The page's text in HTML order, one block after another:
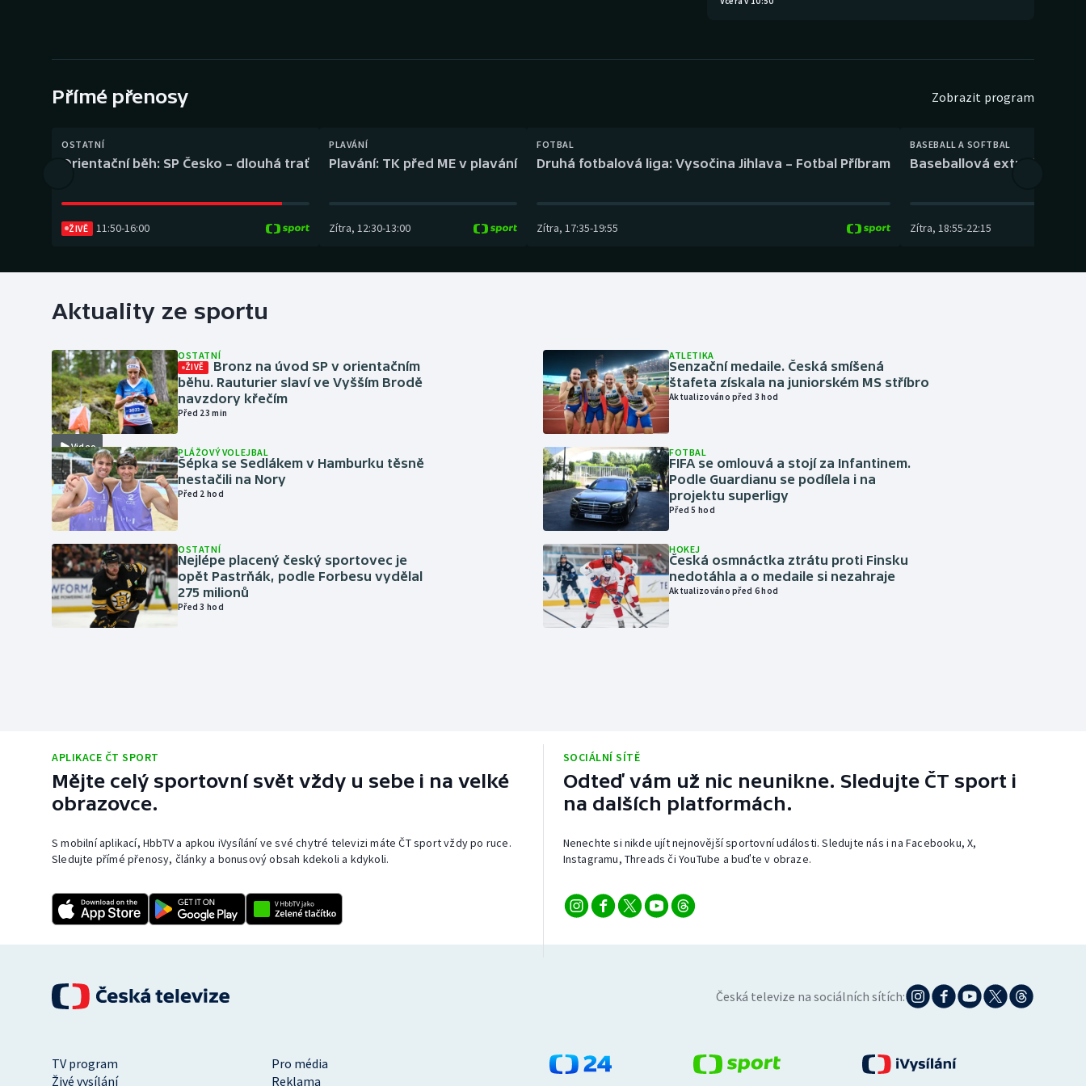
Golf
Gymnastika
Plavání Ostatní
Přímé přenosy Zobrazit program
OSTATNÍ
Orientační běh: SP Česko – dlouhá trať
ŽIVĚ 11:50-16:00
PLAVÁNÍ
Plavání: TK před ME v plavání
Zítra, 12:30-13:00
FOTBAL
Druhá fotbalová liga: Vysočina Jihlava – Fotbal Příbram
Zítra, 17:35-19:55
BASEBALL A SOFTBAL
Baseballová extraliga:
Zítra, 18:55-22:15
Aktuality ze sportu
Video
OSTATNÍ
ŽIVĚ
Bronz na úvod SP v orientačním
běhu. Rauturier slaví ve Vyšším Brodě
navzdory křečím
Před 23 min
PLÁŽOVÝ VOLEJBAL
Šépka se Sedlákem v Hamburku těsně
nestačili na Nory
Před 2 hod
OSTATNÍ
Nejlépe placený český sportovec je
opět Pastrňák, podle Forbesu vydělal
275 milionů
Před 3 hod
ATLETIKA
Senzační medaile. Česká smíšená
štafeta získala na juniorském MS stříbro
Aktualizováno před 3 hod
FOTBAL
FIFA se omlouvá a stojí za Infantinem.
Podle Guardianu se podílela i na
projektu superligy
Před 5 hod
HOKEJ
Česká osmnáctka ztrátu proti Finsku
nedotáhla a o medaile si nezahraje
Aktualizováno před 6 hod
APLIKACE ČT SPORT
Mějte celý sportovní svět vždy u sebe i na velké
obrazovce.
S mobilní aplikací, HbbTV a apkou iVysílání ve své chytré televizi máte ČT sport vždy po ruce.
Sledujte přímé přenosy, články a bonusový obsah kdekoli a kdykoli.
SOCIÁLNÍ SÍTĚ
Odteď vám už nic neunikne. Sledujte ČT sport i
na dalších platformách.
Nenechte si nikde ujít nejnovější sportovní události. Sledujte nás i na Facebooku, X,
Instagramu, Threads či YouTube a buďte v obraze.
Česká televize na sociálních sítích:
TV program
Pro média
Živé vysílání
Reklama